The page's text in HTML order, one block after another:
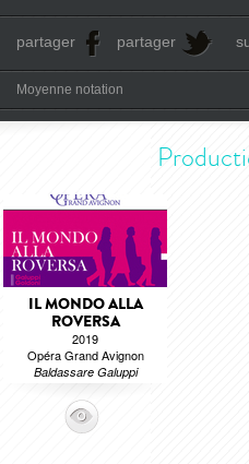
partager partager
Moyenne notation
IL MONDO ALLA
ROVERSA
2019
Opéra Grand Avignon
Baldassare Galuppi